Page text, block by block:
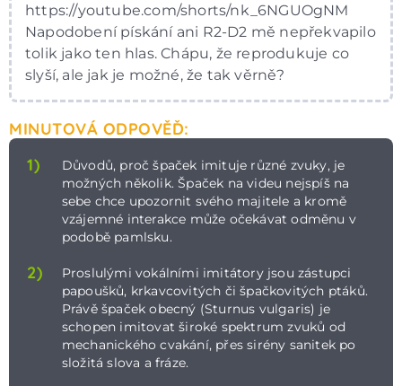
https://youtube.com/shorts/nk_6NGUOgNM
Napodobení pískání ani R2-D2 mě nepřekvapilo
tolik jako ten hlas. Chápu, že reprodukuje co
slyší, ale jak je možné, že tak věrně?
MINUTOVÁ ODPOVĚĎ:
1)
Důvodů, proč špaček imituje různé zvuky, je
možných několik. Špaček na videu nejspíš na
sebe chce upozornit svého majitele a kromě
vzájemné interakce může očekávat odměnu v
podobě pamlsku.
2)
Proslulými vokálními imitátory jsou zástupci
papoušků, krkavcovitých či špačkovitých ptáků.
Právě špaček obecný (Sturnus vulgaris) je
schopen imitovat široké spektrum zvuků od
mechanického cvakání, přes sirény sanitek po
složitá slova a fráze.